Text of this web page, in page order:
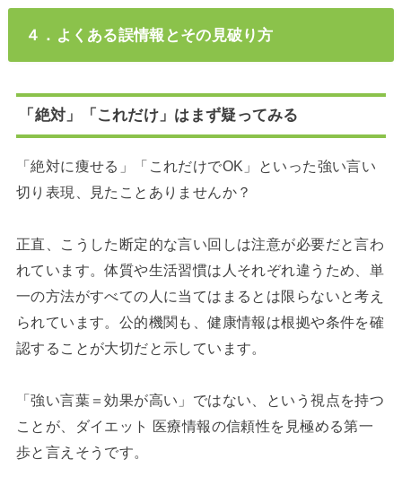
４．よくある誤情報とその見破り方
「絶対」「これだけ」はまず疑ってみる
「絶対に痩せる」「これだけでOK」といった強い言い
切り表現、見たことありませんか？
正直、こうした断定的な言い回しは注意が必要だと言わ
れています。体質や生活習慣は人それぞれ違うため、単
一の方法がすべての人に当てはまるとは限らないと考え
られています。公的機関も、健康情報は根拠や条件を確
認することが大切だと示しています。
「強い言葉＝効果が高い」ではない、という視点を持つ
ことが、ダイエット 医療情報の信頼性を見極める第一
歩と言えそうです。